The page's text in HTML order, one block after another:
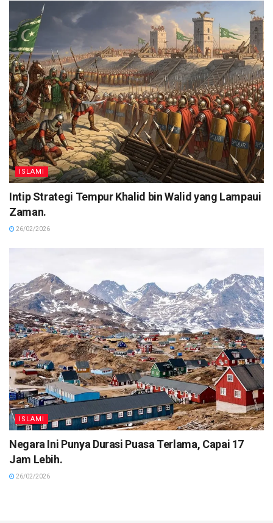
ISLAMI
Intip Strategi Tempur Khalid bin Walid yang Lampaui
Zaman.
26/02/2026
ISLAMI
Negara Ini Punya Durasi Puasa Terlama, Capai 17
Jam Lebih.
26/02/2026